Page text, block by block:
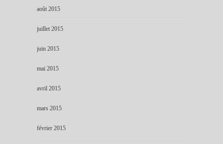
août 2015
juillet 2015
juin 2015
mai 2015
avril 2015
mars 2015
février 2015